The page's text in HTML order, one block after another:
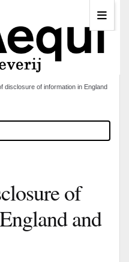
disclosure of information in England
of
and